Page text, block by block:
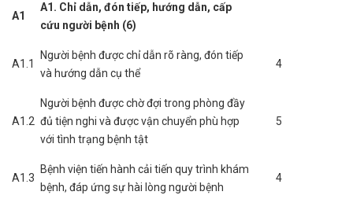
A1
A1. Chỉ dẫn, đón tiếp, hướng dẫn, cấp
cứu người bệnh (6)
A1.1
Người bệnh được chỉ dẫn rõ ràng, đón tiếp
và hướng dẫn cụ thể
4
A1.2
Người bệnh được chờ đợi trong phòng đầy
đủ tiện nghi và được vận chuyển phù hợp
với tình trạng bệnh tật
5
A1.3
Bệnh viện tiến hành cải tiến quy trình khám
bệnh, đáp ứng sự hài lòng người bệnh
4